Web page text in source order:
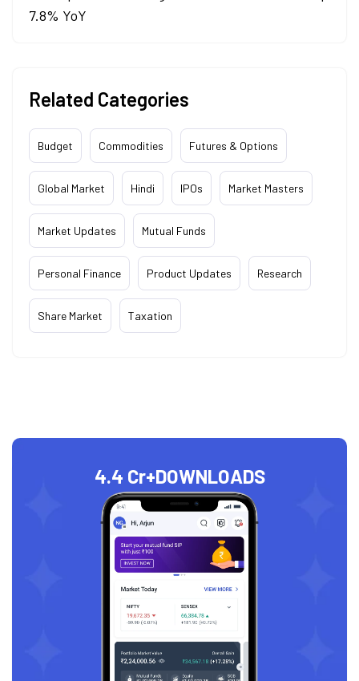
7.8% YoY
Related Categories
Budget Commodities Futures & Options
Global Market Hindi IPOs Market Masters
Market Updates Mutual Funds
Personal Finance Product Updates Research
Share Market Taxation
4.4 Cr+DOWNLOADS